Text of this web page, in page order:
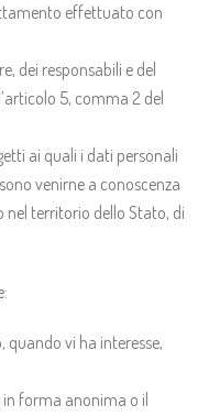
effettuato con
dei responsabili e del
5, comma 2 del
ai quali i dati personali
venirne a conoscenza
territorio dello Stato, di
quando vi ha interesse,
forma anonima o il